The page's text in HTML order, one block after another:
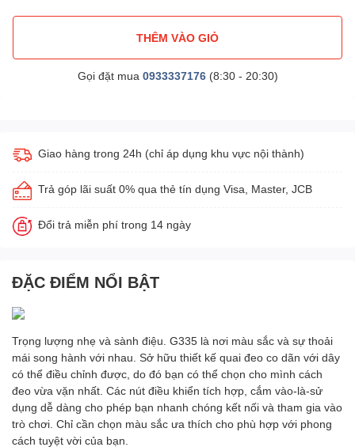
THÊM VÀO GIỎ
Gọi đặt mua 0933337176(8:30 - 20:30)
Giao hàng trong 24h (chỉ áp dụng khu vực nội thành)
Trả góp lãi suất 0% qua thẻ tín dụng Visa, Master, JCB
Đổi trả miễn phí trong 14 ngày
ĐẶC ĐIỂM NỔI BẬT
Trọng lượng nhẹ và sành điệu. G335 là nơi màu sắc và sự thoải
mái song hành với nhau. Sở hữu thiết kế quai đeo co dãn với dây
có thể điều chỉnh được, do đó bạn có thể chọn cho mình cách
đeo vừa vặn nhất. Các nút điều khiển tích hợp, cắm vào-là-sử
dụng dễ dàng cho phép bạn nhanh chóng kết nối và tham gia vào
trò chơi. Chỉ cần chọn màu sắc ưa thích cho phù hợp với phong
cách tuyệt vời của bạn.